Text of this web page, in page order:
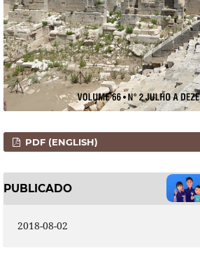
PDF (ENGLISH)
PUBLICADO
2018-08-02